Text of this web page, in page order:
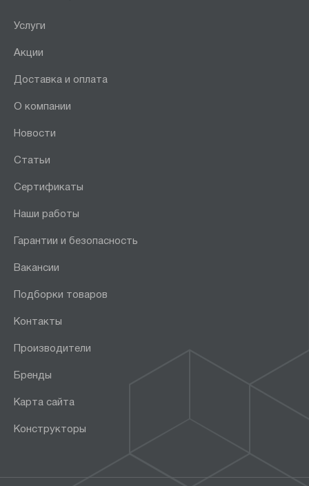
Услуги
Акции
Доставка и оплата
О компании
Новости
Статьи
Сертификаты
Наши работы
Гарантии и безопасность
Вакансии
Подборки товаров
Контакты
Производители
Бренды
Карта сайта
Конструкторы